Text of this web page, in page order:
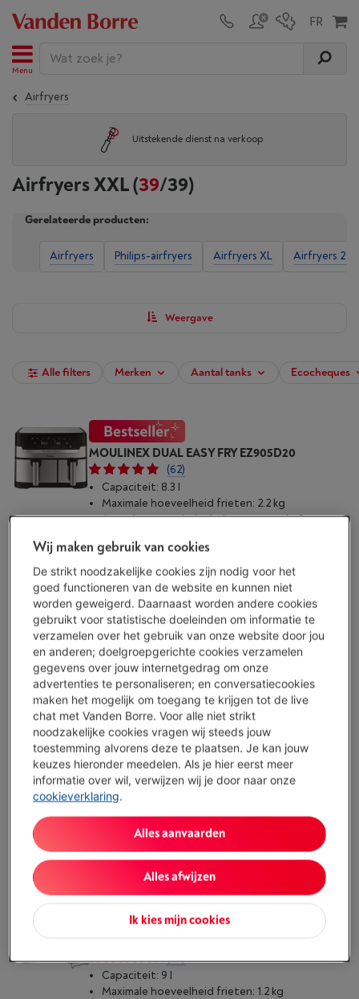
Menu
Airfryers
Uitstekende dienst na verkoop
Airfryers XXL(39/39)
Gerelateerde producten:
Airfryers Philips-airfryers Airfryers XL Airfryers 2
Weergave
Alle filters Merken Aantal tanks Ecocheques
MOULINEX DUAL EASY FRY EZ905D20
(62)
Capaciteit: 8.3 l
Maximale hoeveelheid frieten: 2.2 kg
Aantal automatische bakprogramma's: 8
€ 149,00
Koop nu
Vergelijken
PHILIPS SERIE 5000 NA551/00
(123)
Capaciteit: 9 l
Maximale hoeveelheid frieten: 1.1 kg
Aantal automatische bakprogramma's: 12
Beschikbaar-Bekijk voorraad
€ 219,00
Koop nu
(75)
Capaciteit: 9 l
Maximale hoeveelheid frieten: 1.2 kg
Wij maken gebruik van cookies
De strikt noodzakelijke cookies zijn nodig voor het
goed functioneren van de website en kunnen niet
worden geweigerd. Daarnaast worden andere cookies
gebruikt voor statistische doeleinden om informatie te
verzamelen over het gebruik van onze website door jou
en anderen; doelgroepgerichte cookies verzamelen
gegevens over jouw internetgedrag om onze
advertenties te personaliseren; en conversatiecookies
maken het mogelijk om toegang te krijgen tot de live
chat met Vanden Borre. Voor alle niet strikt
noodzakelijke cookies vragen wij steeds jouw
toestemming alvorens deze te plaatsen. Je kan jouw
keuzes hieronder meedelen. Als je hier eerst meer
informatie over wil, verwijzen wij je door naar onze
cookieverklaring.
Ik kies mijn cookies
Alles afwijzen
Alles aanvaarden